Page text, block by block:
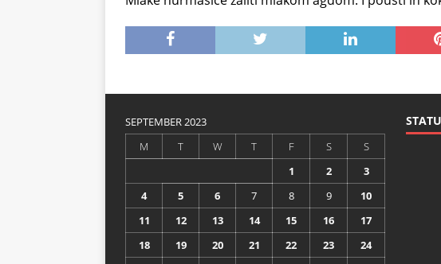
SEPTEMBER 2023
M
T W T F S
S
1
2
3
4
5 6 7 8 9
10
11
12 13 14 15 16
17
18
19 20 21 22 23
24